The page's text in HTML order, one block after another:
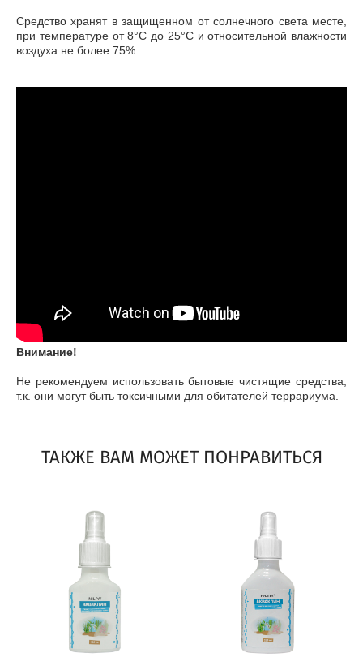
Средство хранят в защищенном от солнечного света месте,
при температуре от 8°С до 25°С и относительной влажности
воздуха не более 75%.
Внимание!
Не рекомендуем использовать бытовые чистящие средства,
т.к. они могут быть токсичными для обитателей террариума.
ТАКЖЕ ВАМ МОЖЕТ ПОНРАВИТЬСЯ